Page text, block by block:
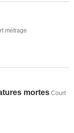
métrage
mortes Court